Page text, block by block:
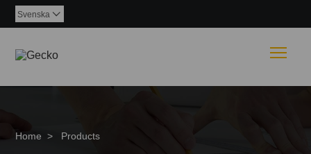
Svenska 
Home > Products